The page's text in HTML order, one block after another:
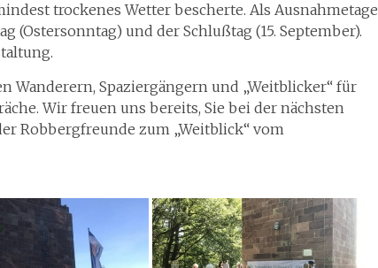
trockenes Wetter bescherte. Als Ausnahmetage
und der Schlußtag (15. September).
Wanderern, Spaziergängern und „Weitblicker“ für
Wir freuen uns bereits, Sie bei der nächsten
Robbergfreunde zum „Weitblick“ vom